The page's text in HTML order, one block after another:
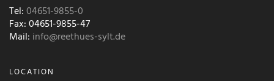
Tel: 04651-9855-0
Fax: 04651-9855-47
Mail: info@reethues-sylt.de
LOCATION